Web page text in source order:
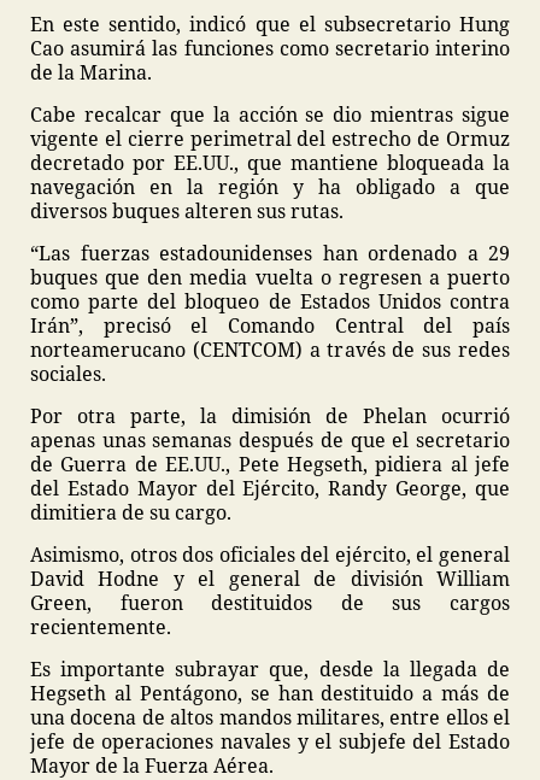
En este sentido, indicó que el subsecretario Hung
Cao asumirá las funciones como secretario interino
de la Marina.
Cabe recalcar que la acción se dio mientras sigue
vigente el cierre perimetral del estrecho de Ormuz
decretado por EE.UU., que mantiene bloqueada la
navegación en la región y ha obligado a que
diversos buques alteren sus rutas.
“Las fuerzas estadounidenses han ordenado a 29
buques que den media vuelta o regresen a puerto
como parte del bloqueo de Estados Unidos contra
Irán”, precisó el Comando Central del país
norteamerucano (CENTCOM) a través de sus redes
sociales.
Por otra parte, la dimisión de Phelan ocurrió
apenas unas semanas después de que el secretario
de Guerra de EE.UU., Pete Hegseth, pidiera al jefe
del Estado Mayor del Ejército, Randy George, que
dimitiera de su cargo.
Asimismo, otros dos oficiales del ejército, el general
David Hodne y el general de división William
Green, fueron destituidos de sus cargos
recientemente.
Es importante subrayar que, desde la llegada de
Hegseth al Pentágono, se han destituido a más de
una docena de altos mandos militares, entre ellos el
jefe de operaciones navales y el subjefe del Estado
Mayor de la Fuerza Aérea.